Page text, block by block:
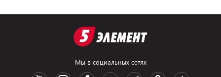
Мы в социальных сетях